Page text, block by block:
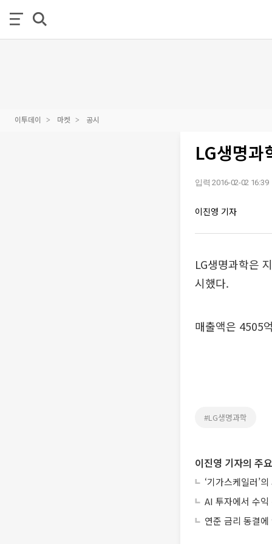
이투데이 마켓 공시
LG생명
입력 2016-02-02 16:39
이진영 기자
LG생명과학은
시했다.
매출액은 4505
#LG생명과학
이진영 기자의 주
‘기가스케일러’
AI 투자에서 수익
연준 금리 동결